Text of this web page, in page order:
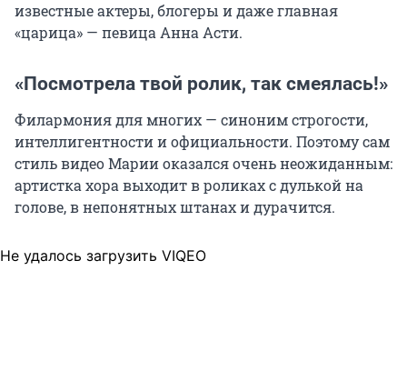
известные актеры, блогеры и даже главная
«царица» — певица Анна Асти.
«Посмотрела твой ролик, так смеялась!»
Филармония для многих — синоним строгости,
интеллигентности и официальности. Поэтому сам
стиль видео Марии оказался очень неожиданным:
артистка хора выходит в роликах с дулькой на
голове, в непонятных штанах и дурачится.
Не удалось загрузить VIQEO